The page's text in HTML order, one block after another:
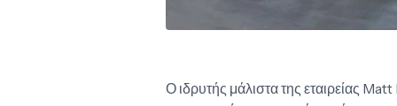
Ο ιδρυτής μάλιστα της εταιρείας